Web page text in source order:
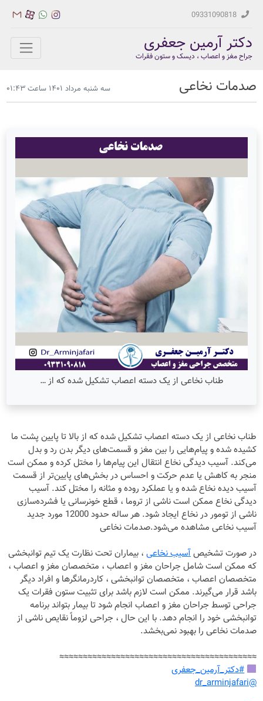
دکتر آرمین جعفری
جراح مغز و اعصاب ، دیسک و ستون فقرات
صدمات نخاعی سه شنبه مرداد ۱۴۰۱ ساعت ۰۱:۴۳
طناب نخاعی از یک دسته اعصاب تشکیل شده که از …
طناب نخاعی از یک دسته اعصاب تشکیل شده که از بالا تا پایین پشت ما
کشیده شده و پیام‌هایی را بین مغز و قسمت‌های دیگر بدن رد و بدل
می‌کند. آسیب دیدگی نخاع انتقال این پیام‌ها را مختل کرده و ممکن است
منجر به کاهش یا عدم حرکت و احساس در بخش‌های پایین‌تر از قسمت
آسیب دیده نخاع شده و یا عملکرد روده و مثانه را مختل کند. آسیب
دیدگی نخاع ممکن است ناشی از تروما ، قطع خونرسانی یا فشرده‌سازی
ناشی از تومور در نخاع ایجاد شود. هر ساله حدود 12000 مورد جدید
آسیب نخاعی مشاهده می‌شود.صدمات نخاعی
در صورت تشخیصآسیب نخاعی ، بیماران تحت نظارت یک تیم توانبخشی
که ممکن است شامل جراحان مغز و اعصاب ، متخصصان مغز و اعصاب ،
متخصصان اعصاب ، متخصصان توانبخشی ، کاردرمانگرها و افراد دیگر
باشد قرار می‌گیرند. ممکن است لازم باشد برای تثبیت ستون فقرات یک
جراحی توسط جراحان مغز و اعصاب انجام شود تا بیمار بتواند برنامه
توانبخشی خود را انجام دهد. با این حال ، جراحی لزوماً نقایص ناشی از
صدمات نخاعی را بهبود نمی‌بخشد.
≈≈≈≈≈≈≈≈≈≈≈≈≈≈≈≈≈≈≈≈≈≈≈≈≈≈≈≈≈≈≈≈≈≈≈≈≈≈≈≈≈≈
#دکتر_آرمین_جعفری
@dr_arminjafari